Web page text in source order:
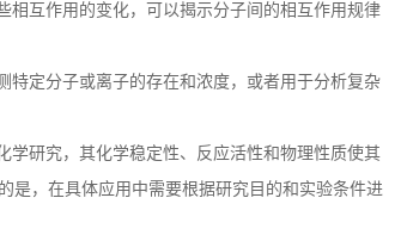
相互作用的变化，可以揭示分子间的相互作用规律
特定分子或离子的存在和浓度，或者用于分析复杂
学研究，其化学稳定性、反应活性和物理性质使其
是，在具体应用中需要根据研究目的和实验条件进